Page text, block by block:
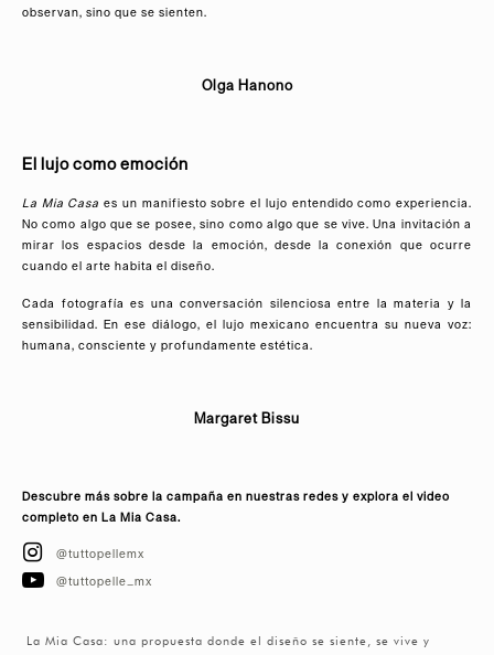
observan, sino que se sienten.
Olga Hanono
El lujo como emoción
La Mia Casa es un manifiesto sobre el lujo entendido como experiencia.
No como algo que se posee, sino como algo que se vive. Una invitación a
mirar los espacios desde la emoción, desde la conexión que ocurre
cuando el arte habita el diseño.
Cada fotografía es una conversación silenciosa entre la materia y la
sensibilidad. En ese diálogo, el lujo mexicano encuentra su nueva voz:
humana, consciente y profundamente estética.
Margaret Bissu
Descubre más sobre la campaña en nuestras redes y explora el video
completo en La Mia Casa.
@tuttopellemx
@tuttopelle_mx
La Mia Casa: una propuesta donde el diseño se siente, se vive y